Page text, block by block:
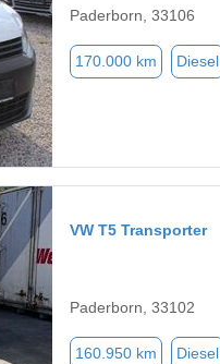
Paderborn, 33106
170.000 km Diesel
VW T5 Transporter
Paderborn, 33102
160.950 km Diesel